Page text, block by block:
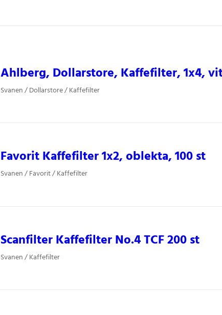
Ahlberg, Dollarstore, Kaffefilter, 1x4,
Svanen / Dollarstore / Kaffefilter
Favorit Kaffefilter 1x2, oblekta, 100 st
Svanen / Favorit / Kaffefilter
Scanfilter Kaffefilter No.4 TCF 200 st
Svanen / Kaffefilter